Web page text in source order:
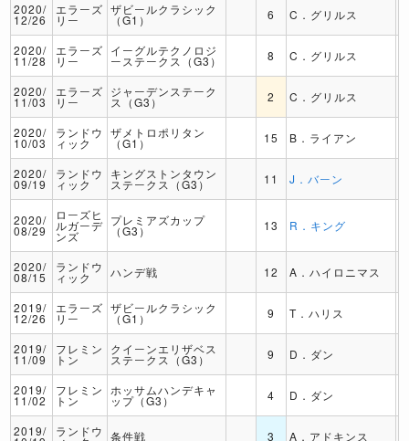
2020/
12/26
エラーズ
リー
ザビールクラシック
（G1） 6 C．グリルス
2020/
11/28
エラーズ
リー
イーグルテクノロジ
ーステークス（G3） 8 C．グリルス
2020/
11/03
エラーズ
リー
ジャーデンステーク
ス（G3） 2 C．グリルス
2020/
10/03
ランドウ
ィック
ザメトロポリタン
（G1） 15 B．ライアン
2020/
09/19
ランドウ
ィック
キングストンタウン
ステークス（G3） 11 J．バーン
2020/
08/29
ローズヒ
ルガーデ
ンズ
プレミアズカップ
（G3） 13 R．キング
2020/
08/15
ランドウ
ィック ハンデ戦 12 A．ハイロニマス
2019/
12/26
エラーズ
リー
ザビールクラシック
（G1） 9 T．ハリス
2019/
11/09
フレミン
トン
クイーンエリザベス
ステークス（G3） 9 D．ダン
2019/
11/02
フレミン
トン
ホッサムハンデキャ
ップ（G3） 4 D．ダン
2019/ ランドウ 条件戦 3 A．アドキンス